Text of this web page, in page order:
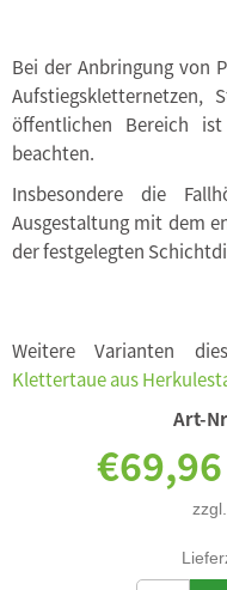
Bei der Anbringung von
Aufstiegskletternetzen,
öffentlichen Bereich
beachten.
Insbesondere die
Ausgestaltung mit dem
der festgelegten
Weitere Varianten
Klettertaue aus
Art-
zzgl.